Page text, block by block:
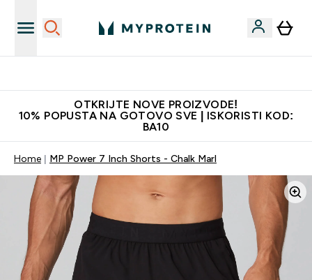
OTKRIJTE NOVE PROIZVODE!
10% POPUSTA NA GOTOVO SVE | ISKORISTI KOD:
BA10
Home MP Power 7 Inch Shorts - Chalk Marl